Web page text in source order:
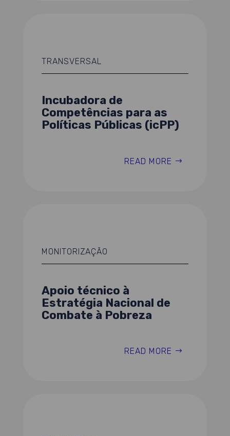
TRANSVERSAL
Incubadora de
Competências para as
Políticas Públicas (icPP)
READ MORE
MONITORIZAÇÃO
Apoio técnico à
Estratégia Nacional de
Combate à Pobreza
READ MORE